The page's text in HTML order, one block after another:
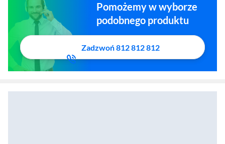
Pomożemy w wyborze
podobnego produktu
Zadzwoń 812 812 812